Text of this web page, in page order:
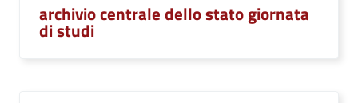
archivio centrale dello stato giornata
di studi